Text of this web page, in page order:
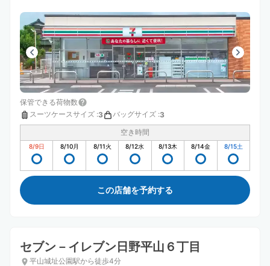
保管できる荷物数
スーツケースサイズ :3 バッグサイズ :3
空き時間
8/9日 8/10月 8/11火 8/12水 8/13木 8/14金 8/15土
この店舗を予約する
セブン－イレブン日野平山６丁目
平山城址公園駅から徒歩4分